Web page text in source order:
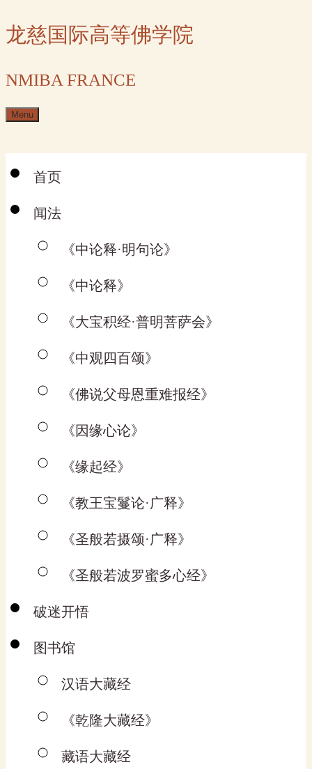
Skip
to
龙慈国际高等佛学院
NMIBA FRANCE
Menu
首页
闻法
《中论释·明句论》
《中论释》
《大宝积经·普明菩萨会》
《中观四百颂》
《佛说父母恩重难报经》
《因缘心论》
《缘起经》
《教王宝鬘论·广释》
《圣般若摄颂·广释》
《圣般若波罗蜜多心经》
破迷开悟
图书馆
汉语大藏经
《乾隆大藏经》
藏语大藏经